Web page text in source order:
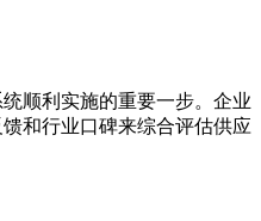
顺利实施的重要一步。企业
和行业口碑来综合评估供应